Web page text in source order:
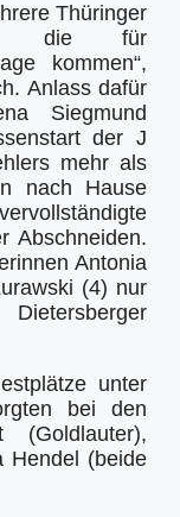
Thüringer
die für
kommen“,
Anlass dafür
Siegmund
der J
mehr als
nach Hause
Abschneiden.
Antonia
(4) nur
unter
bei den
(Goldlauter),
Hendel (beide